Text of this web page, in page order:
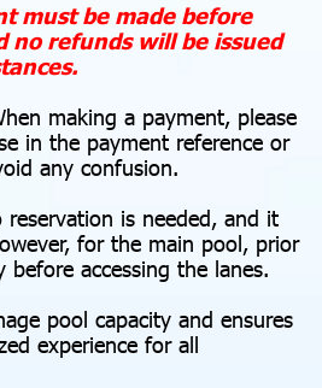
must be made before
no refunds will be issued
making a payment, please
in the payment reference or
any confusion.
is needed, and it
for the main pool, prior
accessing the lanes.
pool capacity and ensures
experience for all